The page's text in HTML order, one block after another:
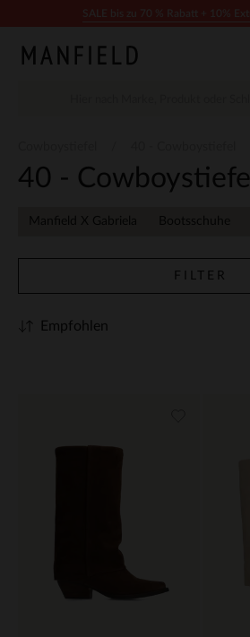
40 - Cowboystiefel
Manfield X Gabriela Bootsschuhe
FILTER
Empfohlen